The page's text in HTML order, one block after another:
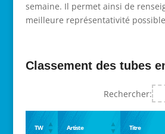
semaine. Il permet ainsi de
meilleure représentativité
Classement des tubes
Rechercher:
TW Artiste Titre